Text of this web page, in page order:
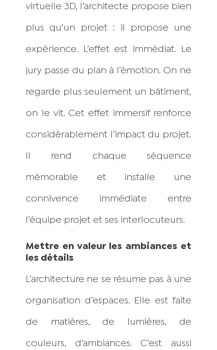
virtuelle 3D, l’architecte propose bien
plus qu’un projet : il propose une
expérience. L’effet est immédiat. Le
jury passe du plan à l’émotion. On ne
regarde plus seulement un bâtiment,
on le vit. Cet effet immersif renforce
considérablement l’impact du projet.
Il rend chaque séquence
mémorable et installe une
connivence immédiate entre
l’équipe projet et ses interlocuteurs.
Mettre en valeur les ambiances et
les détails
L’architecture ne se résume pas à une
organisation d’espaces. Elle est faite
de matières, de lumières, de
couleurs, d’ambiances. C’est aussi